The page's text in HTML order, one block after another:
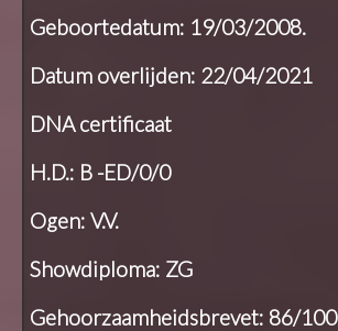
Geboortedatum: 19/03/2008.
Datum overlijden: 22/04/2021
DNA certificaat
H.D.: B -ED/0/0
Ogen: V.V.
Showdiploma: ZG
Gehoorzaamheidsbrevet: 86/100